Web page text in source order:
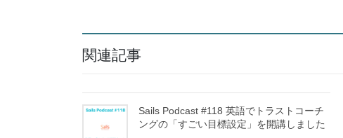
関連記事
Sails Podcast #118 英語でトラストコーチ
ングの「すごい目標設定」を開講しました